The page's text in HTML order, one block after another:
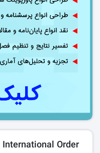
International Order